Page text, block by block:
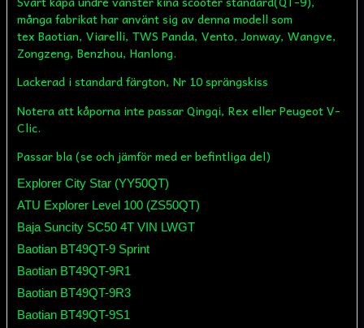
många fabrikat har använt sig av denna modell som
tex Baotian, Viarelli, TWS Panda, Vento, Jonway, Wangve,
Zongzeng, Benzhou, Hanlong.
Lackerad i standard färgton, Nr 10 sprängskiss
Notera att kåporna inte passar Qingqi, Rex eller Peugeot V-
Clic.
Passar bla (se och jämför med er befintliga del)
Explorer City Star (YY50QT)
ATU Explorer Level 100 (ZS50QT)
Baja Suncity SC50 4T VIN LWGT
Baotian BT49QT-9 Sprint
Baotian BT49QT-9R1
Baotian BT49QT-9R3
Baotian BT49QT-9S1